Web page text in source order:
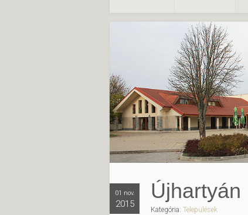
01 nov.
2015
Újhartyán
Kategória: Települések